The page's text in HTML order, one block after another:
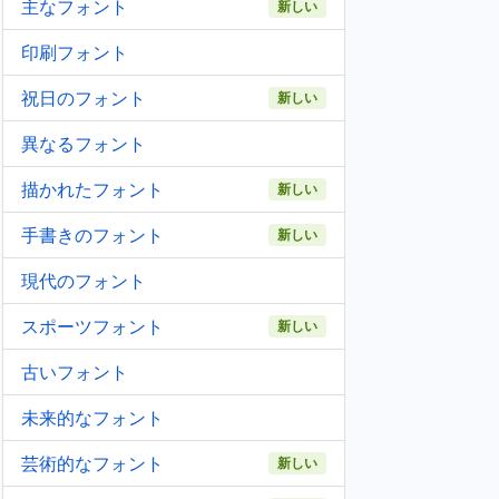
主なフォント 新しい
印刷フォント
祝日のフォント
新しい
異なるフォント
描かれたフォント
新しい
手書きのフォント 新しい
現代のフォント
スポーツフォント
新しい
古いフォント
未来的なフォント
芸術的なフォント
新しい